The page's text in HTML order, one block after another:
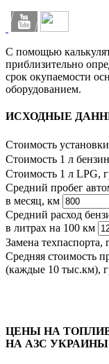
С помощью
приблизительно
срок окупаемости
оборудованием.
ИСХОДНЫЕ
Стоимость
Стоимость 1 л
Стоимость 1 л LPG,
Средний пробег
в месяц, км
Средний расход
в литрах на 100 км
Замена техпаспорта,
Средняя стоимость
(каждые 10 тыс.км),
ЦЕНЫ НА
НА АЗС